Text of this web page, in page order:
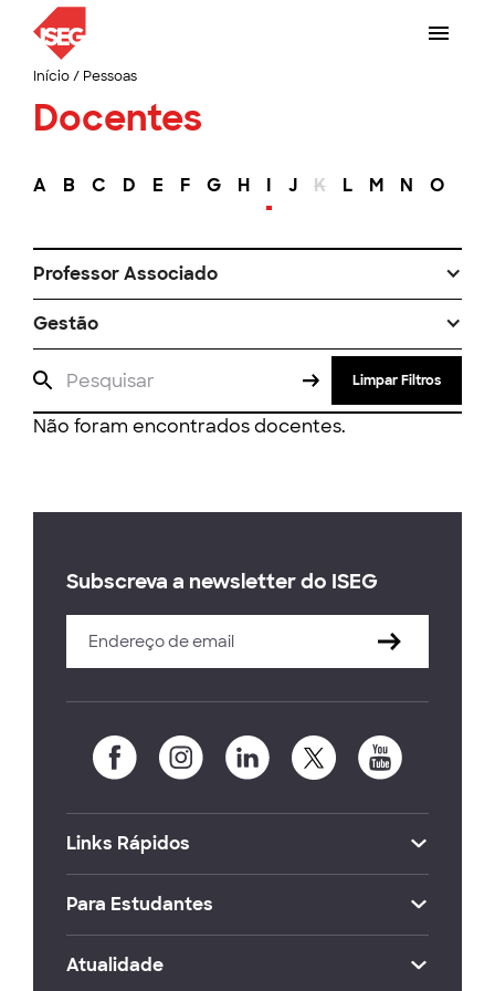
Início/ Pessoas
Docentes
A B C D E F G H I J K L M N O
Professor Associado
Gestão
Limpar Filtros
Não foram encontrados docentes.
Subscreva a newsletter do ISEG
Links Rápidos
Para Estudantes
Atualidade